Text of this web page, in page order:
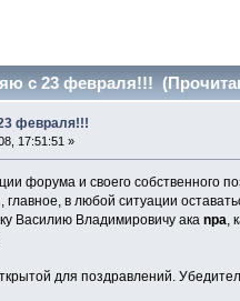
с 23 февраля!!!
февраля!!!
17:51:51 »
форума и своего собственного
главное, в любой ситуации
Василию Владимировичу ака npa,
для поздравлений.